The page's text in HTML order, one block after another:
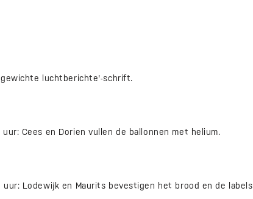
luchtberichte'-schrift.
uur: Cees en Dorien vullen de ballonnen met helium.
uur: Lodewijk en Maurits bevestigen het brood en de labels